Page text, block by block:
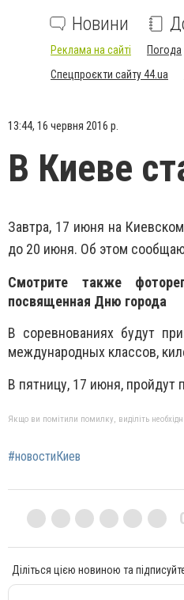
Новини
Реклама на сайті Погода
Спецпроєкти сайту 44.ua
13:44, 16 червня 2016 р.
В Киеве
Завтра, 17 июня на
до 20 июня. Об этом
Смотрите также
посвященная Дню города
В соревнованиях будут
международных классов,
В пятницу, 17 июня, пройдут
Якщо ви помітили помилку, виділіть
#новостиКиев
Діліться цією новиною та